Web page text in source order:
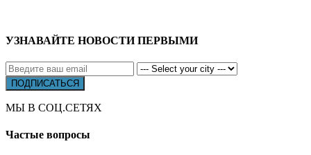
УЗНАВАЙТЕ НОВОСТИ ПЕРВЫМИ
МЫ В СОЦ.СЕТЯХ
Частые вопросы